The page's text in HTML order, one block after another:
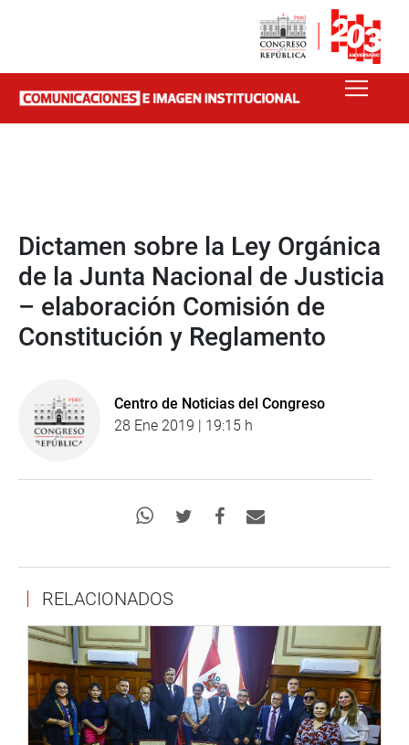
Dictamen sobre la Ley Orgánica
de la Junta Nacional de Justicia
– elaboración Comisión de
Constitución y Reglamento
Centro de Noticias del Congreso
28 Ene 2019 | 19:15 h
RELACIONADOS